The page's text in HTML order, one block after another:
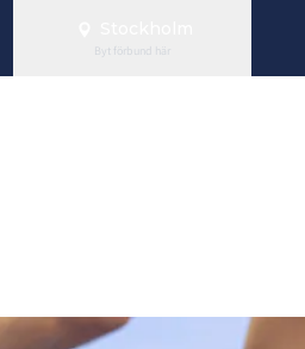
Byt förbund här